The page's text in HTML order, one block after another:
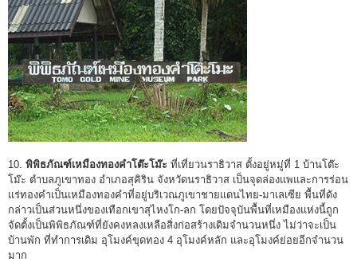
10. พิพิธภัณฑ์เหมืองทองคำโต๊ะโม๊ะ ที่เที่ยวนราธิวาส ตั้งอยู่หมู่ที่ 1 บ้านโต๊ะ
โม๊ะ ตำบลภูเขาทอง อำเภอสุคิริน จังหวัดนราธิวาส เป็นจุดล่องแพและการร่อน
แร่ทองคำเป็นเหมืองทองคำที่อยู่บริเวณภูเขาชายแดนไทย-มาเลเซีย พื้นที่ดัง
กล่าวเป็นส่วนหนึ่งของเทือกเขาสุไหงโก-ลก โดยปัจจุบันพื้นที่เหมืองแห่งนี้ถูก
จัดตั้งเป็นพิพิธภัณฑ์ที่ยังคงหลงเหลือสิ่งก่อสร้างเดิมจำนวนหนึ่ง ไม่ว่าจะเป็น
บ้านพัก ที่ทำการเดิม อุโมงค์ขุดทอง 4 อุโมงค์หลัก และอุโมงค์ย่อยอีกจำนวน
มาก